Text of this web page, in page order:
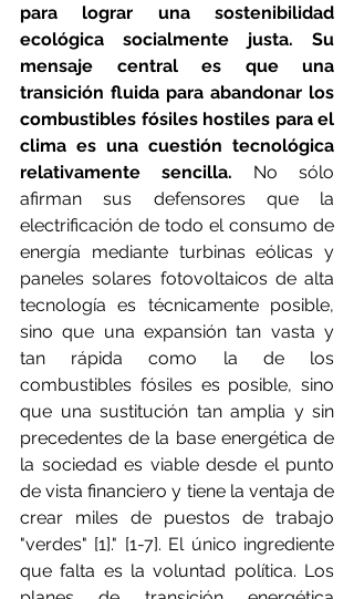
para lograr una sostenibilidad
ecológica socialmente justa. Su
mensaje central es que una
transición fluida para abandonar los
combustibles fósiles hostiles para el
clima es una cuestión tecnológica
relativamente sencilla. No sólo
afirman sus defensores que la
electrificación de todo el consumo de
energía mediante turbinas eólicas y
paneles solares fotovoltaicos de alta
tecnología es técnicamente posible,
sino que una expansión tan vasta y
tan rápida como la de los
combustibles fósiles es posible, sino
que una sustitución tan amplia y sin
precedentes de la base energética de
la sociedad es viable desde el punto
de vista financiero y tiene la ventaja de
crear miles de puestos de trabajo
"verdes" [1]." [1-7]. El único ingrediente
que falta es la voluntad política. Los